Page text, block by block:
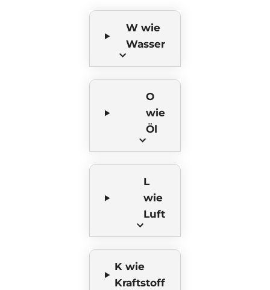
W wie
Wasser
O
wie
Öl
L
wie
Luft
K wie
Kraftstoff